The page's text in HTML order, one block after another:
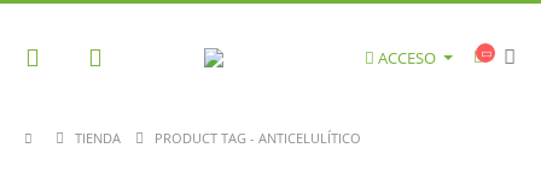
ACCESO
TIENDA PRODUCT TAG - ANTICELULÍTICO